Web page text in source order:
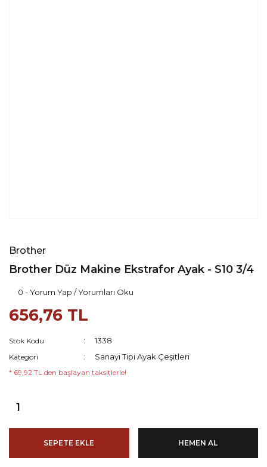
Brother
Brother Düz Makine Ekstrafor Ayak - S10 3/4
0 - Yorum Yap / Yorumları Oku
656,76 TL
Stok Kodu 1338
Kategori Sanayi Tipi Ayak Çeşitleri
* 69,92 TL den başlayan taksitlerle!
SEPETE EKLE HEMEN AL